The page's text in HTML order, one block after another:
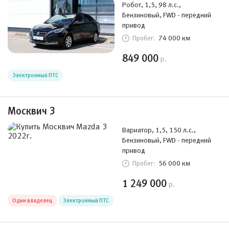
Робот, 1,5, 98 л.с.,
Бензиновый, FWD - передний
привод
Пробег: 74 000 км
849 000 р.
Электронный ПТС
Москвич 3
Вариатор, 1,5, 150 л.с.,
Бензиновый, FWD - передний
привод
Пробег: 56 000 км
1 249 000 р.
Один владелец Электронный ПТС